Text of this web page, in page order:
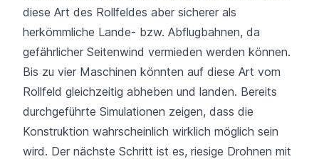
diese Art des Rollfeldes aber sicherer als
herkömmliche Lande- bzw. Abflugbahnen, da
gefährlicher Seitenwind vermieden werden können.
Bis zu vier Maschinen könnten auf diese Art vom
Rollfeld gleichzeitig abheben und landen. Bereits
durchgeführte Simulationen zeigen, dass die
Konstruktion wahrscheinlich wirklich möglich sein
wird. Der nächste Schritt ist es, riesige Drohnen mit